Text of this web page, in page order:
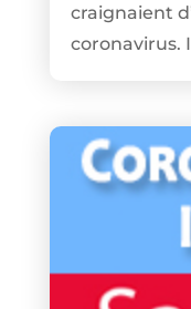
craignaient
coronavirus.